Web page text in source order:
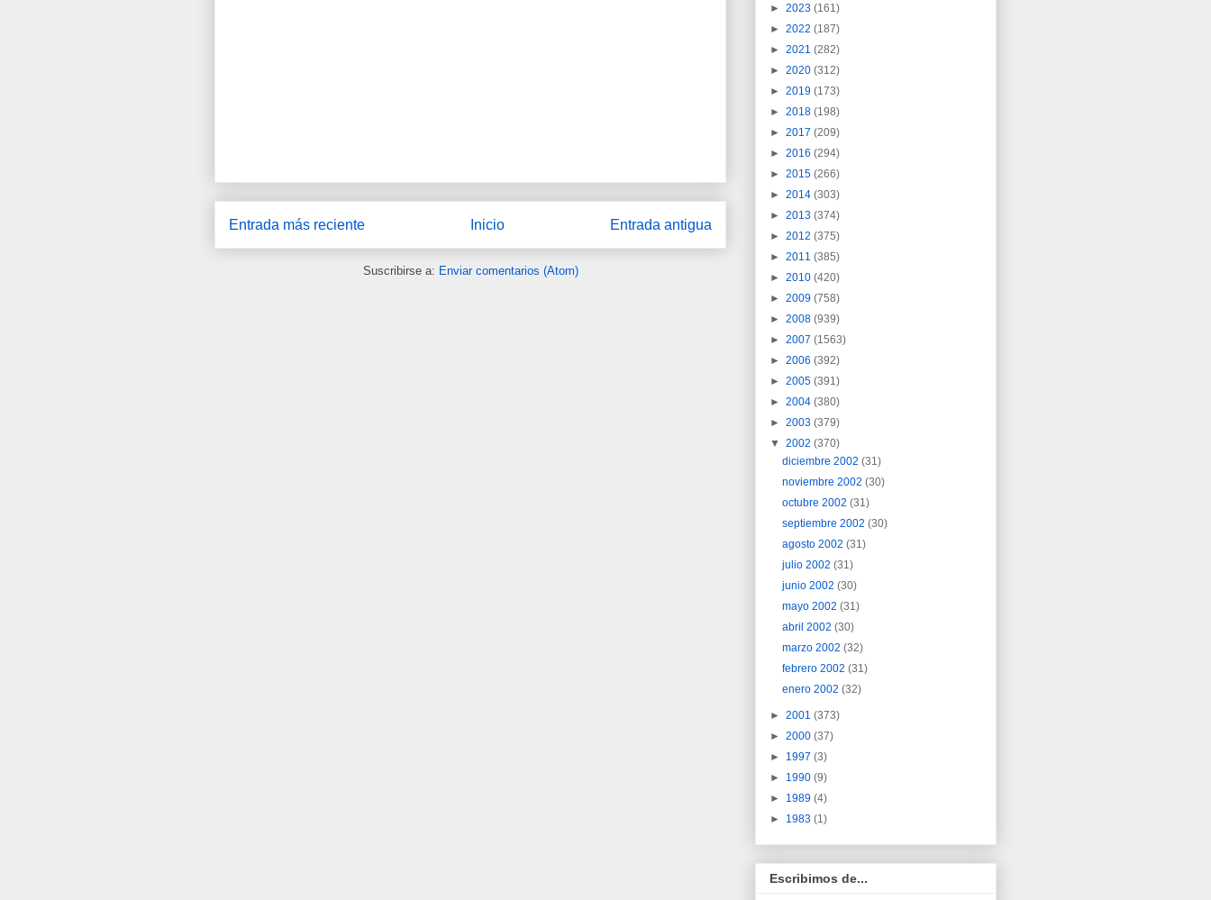
Entrada más reciente Entrada antigua
Inicio
Suscribirse a: Enviar comentarios (Atom)
► 2023 (161)
► 2022 (187)
► 2021 (282)
► 2020 (312)
► 2019 (173)
► 2018 (198)
► 2017 (209)
► 2016 (294)
► 2015 (266)
► 2014 (303)
► 2013 (374)
► 2012 (375)
► 2011 (385)
► 2010 (420)
► 2009 (758)
► 2008 (939)
► 2007 (1563)
► 2006 (392)
► 2005 (391)
► 2004 (380)
► 2003 (379)
▼ 2002 (370)
diciembre 2002(31)
noviembre 2002(30)
octubre 2002(31)
septiembre 2002(30)
agosto 2002(31)
julio 2002(31)
junio 2002(30)
mayo 2002(31)
abril 2002(30)
marzo 2002(32)
febrero 2002(31)
enero 2002(32)
► 2001 (373)
► 2000 (37)
► 1997 (3)
► 1990 (9)
► 1989 (4)
► 1983 (1)
Escribimos de...